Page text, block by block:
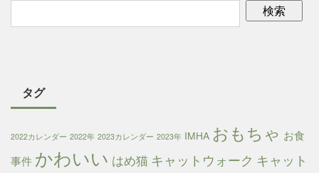
タグ
2022カレンダー 2022年 2023カレンダー 2023年 IMHA おもちゃ お食
事件 かわいい はめ猫 キャットウォーク キャット